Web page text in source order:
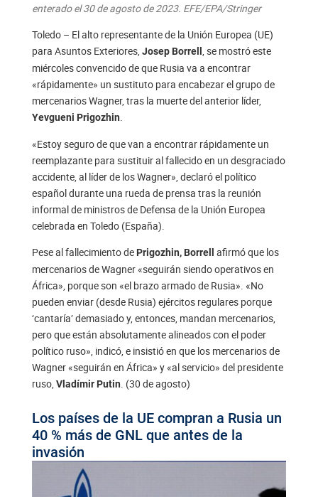
enterado el 30 de agosto de 2023. EFE/EPA/Stringer
Toledo – El alto representante de la Unión Europea (UE)
para Asuntos Exteriores, Josep Borrell , se mostró este
miércoles convencido de que Rusia va a encontrar
«rápidamente» un sustituto para encabezar el grupo de
mercenarios Wagner, tras la muerte del anterior líder,
Yevgueni Prigozhin.
«Estoy seguro de que van a encontrar rápidamente un
reemplazante para sustituir al fallecido en un desgraciado
accidente, al líder de los Wagner», declaró el político
español durante una rueda de prensa tras la reunión
informal de ministros de Defensa de la Unión Europea
celebrada en Toledo (España).
Pese al fallecimiento de Prigozhin, Borrell afirmó que los
mercenarios de Wagner «seguirán siendo operativos en
África», porque son «el brazo armado de Rusia». «No
pueden enviar (desde Rusia) ejércitos regulares porque
‘cantaría’ demasiado y, entonces, mandan mercenarios,
pero que están absolutamente alineados con el poder
político ruso», indicó, e insistió en que los mercenarios de
Wagner «seguirán en África» y «al servicio» del presidente
ruso, Vladímir Putin. (30 de agosto)
Los países de la UE compran a Rusia un
40 % más de GNL que antes de la
invasión